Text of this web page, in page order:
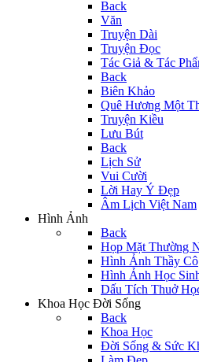
Back
Văn
Truyện Dài
Truyện Đọc
Tác Giả & Tác
Back
Biên Khảo
Quê Hương Một
Truyện Kiều
Lưu Bút
Back
Lịch Sử
Vui Cười
Lời Hay Ý Đẹp
Âm Lịch Việt Nam
Hình Ảnh
Back
Họp Mặt Thường
Hình Ảnh Thầy Cô
Hình Ảnh Học
Dấu Tích Thuở
Khoa Học Đời Sống
Back
Khoa Học
Đời Sống & Sức